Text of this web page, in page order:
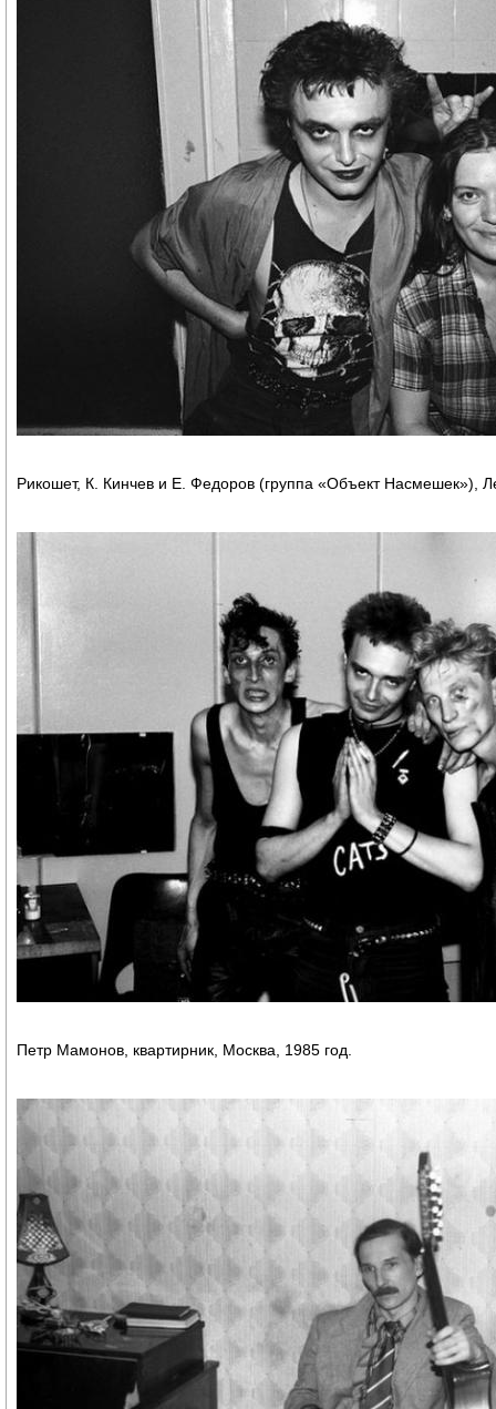
Рикошет, К. Кинчев и Е. Федоров (группа «Объект Насмешек»),
Петр Мамонов, квартирник, Москва, 1985 год.